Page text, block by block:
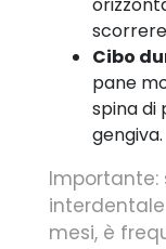
Cibo
pane
spina di
gengiva.
Importante:
mesi, è